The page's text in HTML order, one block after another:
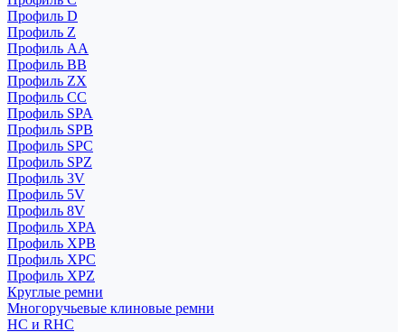
Профиль D
Профиль Z
Профиль АА
Профиль BB
Профиль ZX
Профиль CC
Профиль SPA
Профиль SPB
Профиль SPC
Профиль SPZ
Профиль 3V
Профиль 5V
Профиль 8V
Профиль XPA
Профиль XPB
Профиль XPC
Профиль XPZ
Круглые ремни
Многоручьевые клиновые ремни
HC и RHC